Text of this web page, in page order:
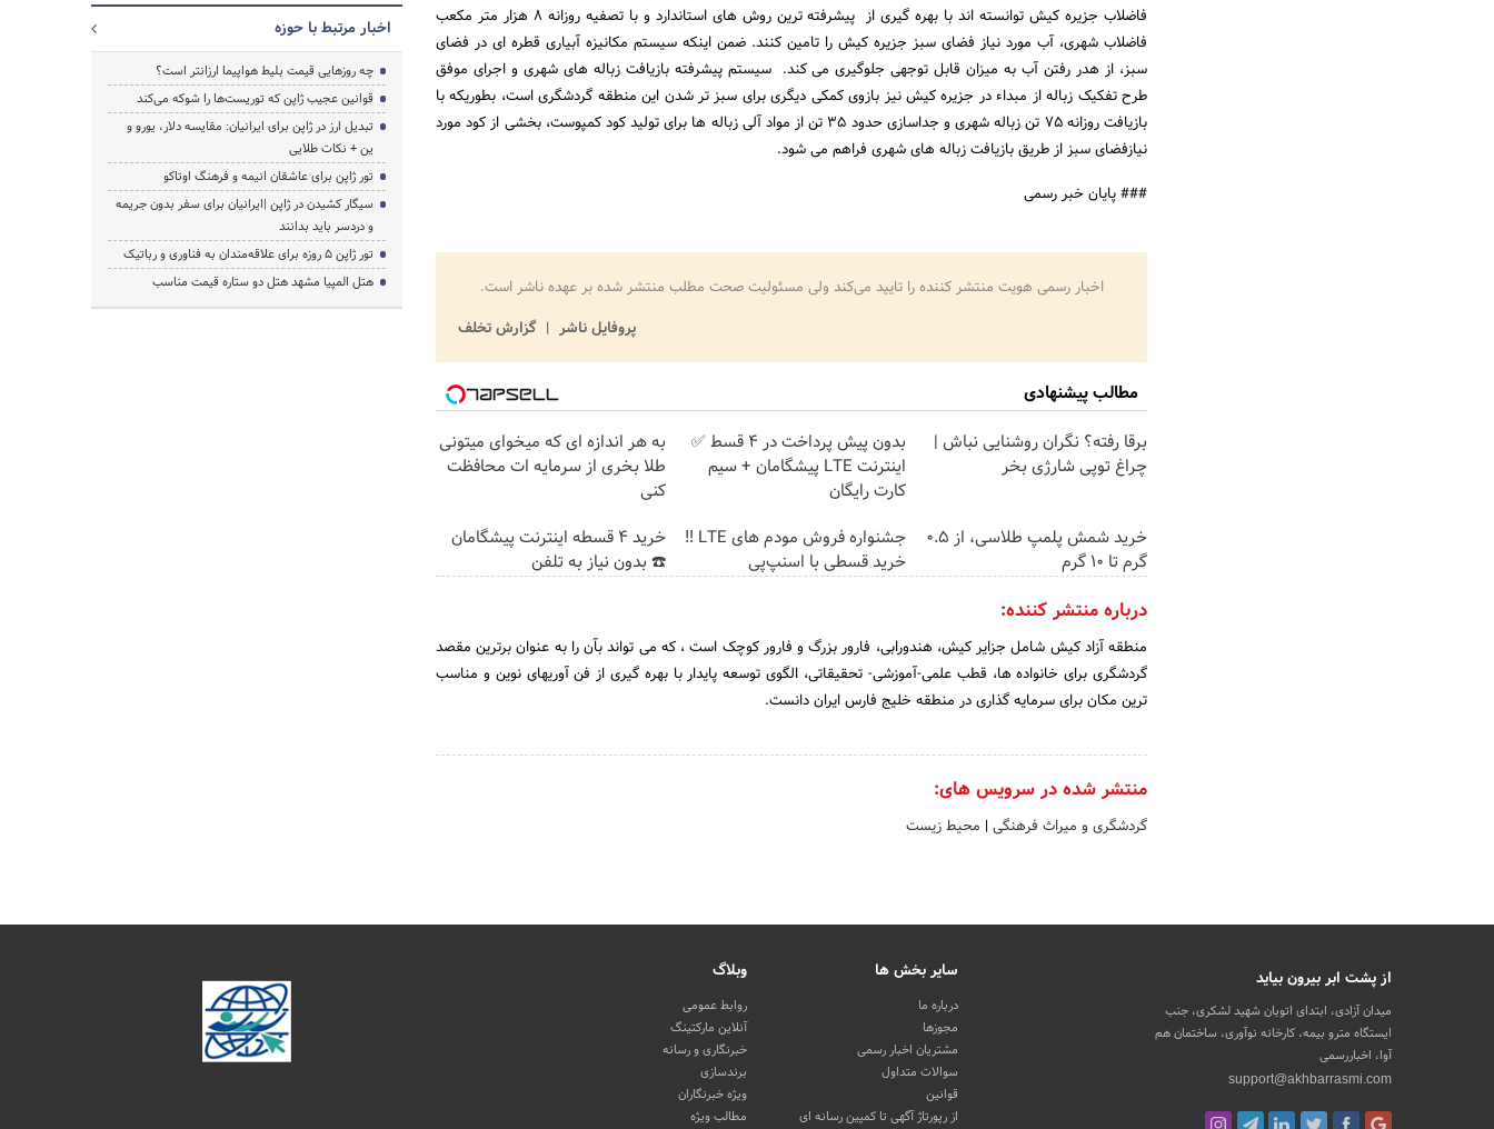
فاضلاب جزیره کیش توانسته اند با بهره گیری از پیشرفته ترین روش های استاندارد و با تصفیه روزانه 8 هزار متر مکعب
فاضلاب شهری، آب مورد نیاز فضای سبز جزیره کیش را تامین کنند. ضمن اینکه سیستم مکانیزه آبیاری قطره ای در فضای
سبز، از هدر رفتن آب به میزان قابل توجهی جلوگیری می کند. سیستم پیشرفته بازیافت زباله های شهری و اجرای موفق
طرح تفکیک زباله از مبداء در جزیره کیش نیز بازوی کمکی دیگری برای سبز تر شدن این منطقه گردشگری است، بطوریکه با
بازیافت روزانه 75 تن زباله شهری و جداسازی حدود 35 تن از مواد آلی زباله ها برای تولید کود کمپوست، بخشی از کود مورد
نیازفضای سبز از طریق بازیافت زباله های شهری فراهم می شود.
### پایان خبر رسمی
اخبار رسمی هویت منتشر کننده را تایید می‌کند ولی مسئولیت صحت مطلب منتشر شده بر عهده ناشر است.
پروفایل ناشر
گزارش تخلف
مطالب پیشنهادی
برقا رفته؟ نگران روشنایی نباش |
چراغ توپی شارژی بخر
بدون پیش پرداخت در 4 قسط ✅
اینترنت LTE پیشگامان + سیم
کارت رایگان
به هر اندازه ای که میخوای میتونی
طلا بخری از سرمایه ات محافظت
کنی
خرید شمش پلمپ طلاسی، از ۰.۵
گرم تا ۱۰ گرم
جشنواره فروش مودم های LTE ‼️
خرید قسطی با اسنپ‌پی
خرید 4 قسطه اینترنت پیشگامان
☎️ بدون نیاز به تلفن
درباره منتشر کننده:
منطقه آزاد کیش شامل جزایر کیش، هندورابی، فارور بزرگ و فارور کوچک است ، که می تواند بآن را به عنوان برترین مقصد
گردشگری برای خانواده ها، قطب علمی-آموزشی- تحقیقاتی، الگوی توسعه پایدار با بهره گیری از فن آوریهای نوین و مناسب
ترین مکان برای سرمایه گذاری در منطقه خلیج فارس ایران دانست.
منتشر شده در سرویس های:
گردشگری و میراث فرهنگی | محیط زیست
اخبار مرتبط با حوزه
چه روزهایی قیمت بلیط هواپیما ارزانتر است؟
قوانین عجیب ژاپن که توریست‌ها را شوکه می‌کند
تبدیل ارز در ژاپن برای ایرانیان: مقایسه دلار، یورو و
ین + نکات طلایی
تور ژاپن برای عاشقان انیمه و فرهنگ اوتاکو
سیگار کشیدن در ژاپن |ایرانیان برای سفر بدون جریمه
و دردسر باید بدانند
تور ژاپن ۵ روزه برای علاقه‌مندان به فناوری و رباتیک
هتل المپیا مشهد هتل دو ستاره قیمت مناسب
از پشت ابر بیرون بیاید
میدان آزادی، ابتدای اتوبان شهید لشکری، جنب
ایستگاه مترو بیمه، کارخانه نوآوری، ساختمان هم
آوا، اخباررسمی
support@akhbarrasmi.com
سایر بخش ها
درباره ما
مجوزها
مشتریان اخبار رسمی
سوالات متداول
قوانین
از رپورتاژ آگهی تا کمپین رسانه ای
وبلاگ
روابط عمومی
آنلاین مارکتینگ
خبرنگاری و رسانه
برندسازی
ویژه خبرنگاران
مطالب ویژه